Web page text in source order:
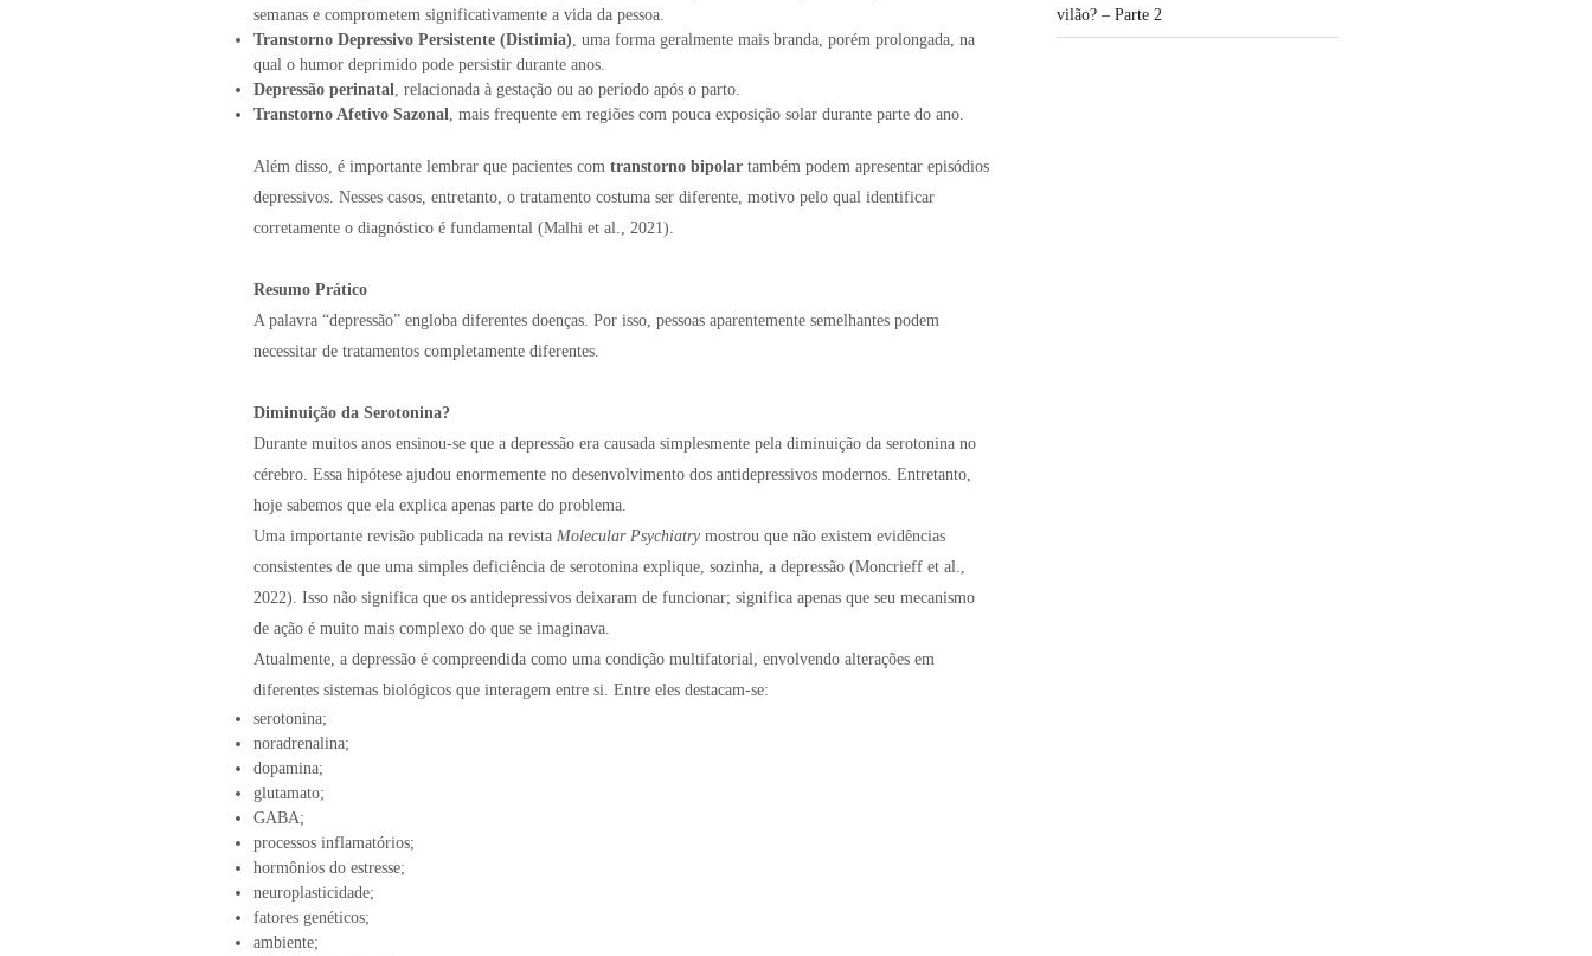
semanas e comprometem significativamente a vida da pessoa.
Transtorno Depressivo Persistente (Distimia) , uma forma geralmente mais branda, porém prolongada, na
qual o humor deprimido pode persistir durante anos.
Depressão perinatal , relacionada à gestação ou ao período após o parto.
Transtorno Afetivo Sazonal , mais frequente em regiões com pouca exposição solar durante parte do ano.
Além disso, é importante lembrar que pacientes com transtorno bipolar também podem apresentar episódios
depressivos. Nesses casos, entretanto, o tratamento costuma ser diferente, motivo pelo qual identificar
corretamente o diagnóstico é fundamental (Malhi et al., 2021).
Resumo Prático
A palavra “depressão” engloba diferentes doenças. Por isso, pessoas aparentemente semelhantes podem
necessitar de tratamentos completamente diferentes.
Diminuição da Serotonina?
Durante muitos anos ensinou-se que a depressão era causada simplesmente pela diminuição da serotonina no
cérebro. Essa hipótese ajudou enormemente no desenvolvimento dos antidepressivos modernos. Entretanto,
hoje sabemos que ela explica apenas parte do problema.
Uma importante revisão publicada na revista Molecular Psychiatrymostrou que não existem evidências
consistentes de que uma simples deficiência de serotonina explique, sozinha, a depressão (Moncrieff et al.,
2022). Isso não significa que os antidepressivos deixaram de funcionar; significa apenas que seu mecanismo
de ação é muito mais complexo do que se imaginava.
Atualmente, a depressão é compreendida como uma condição multifatorial, envolvendo alterações em
diferentes sistemas biológicos que interagem entre si. Entre eles destacam-se:
serotonina;
noradrenalina;
dopamina;
glutamato;
GABA;
processos inflamatórios;
hormônios do estresse;
neuroplasticidade;
fatores genéticos;
ambiente;
vilão? – Parte 2